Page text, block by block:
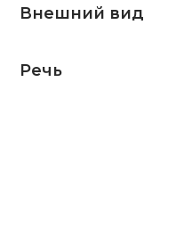
Внешний вид
Речь